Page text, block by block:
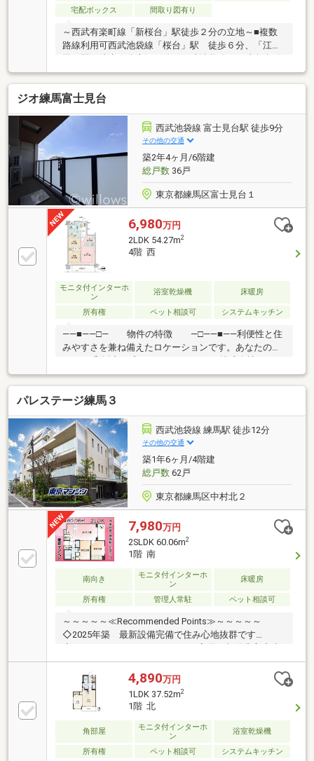
無休!即日対応させていただきます!
宅配ボックス
間取り図有り
～西武有楽町線「新桜台」駅徒歩２分の立地～■複数
路線利用可西武池袋線「桜台」駅 徒歩６分、「江古
田」駅 徒歩８分大江戸線・西武池袋線・西武有楽町
線「練馬」駅徒歩１５分■専有面積：５１．５７平
米 ２LDK■バルコニー面積：６．４８㎡■専用庭面
積：１８．３６㎡■宅配BOX、防犯カメラ設置
ジオ練馬富士見台
西武池袋線 富士見台駅 徒歩9分
その他の交通
築2年4ヶ月/6階建
総戸数36戸
東京都練馬区富士見台１
6,980万円
2LDK 54.27m2
4階 西
モニタ付インターホ
ン
浴室乾燥機 床暖房
所有権 ペット相談可 システムキッチン
――■――□― 物件の特徴 ―□――■――利便性と住
みやすさを兼ね備えたロケーションです。あなたの街
の、一番身近なプロフェッショナル。 株式会社ウィロ
ーズは、お客様の【生涯顧問】として 各専門領域に特
化したチーム体制となっております ■お客様からの紹
介・リピート 成約率48％（2025年度実績）■目的から
逆算した最適なご提案を、スピーディに■購入・売
却・リフォーム・相続の専門チームで多角的な対応を
させていただきます。■提携ローン20銀行以上、買い
替えのコンサル、充実のアフターサービスのご提供■
未公開物件・弊社限定の物件、多数ございます！
パレステージ練馬３
西武池袋線 練馬駅 徒歩12分
その他の交通
築1年6ヶ月/4階建
総戸数62戸
東京都練馬区中村北２
7,980万円
2SLDK 60.06m2
1階 南
南向き
モニタ付インターホ
ン
床暖房
所有権 管理人常駐 ペット相談可
～～～～～≪Recommended Points≫～～～～～
◇2025年築 最新設備完備で住み心地抜群です
◇≪60.06㎡の2SLDK≫WIC・SIC完備で収納豊富◇生
活音を気にしなくていい階下住戸無し1階です◇バル
コニー面サッシに防犯センサーがついてます◇24時間
セキュリティシステムで毎日の暮らしも安全◇大切な
家族と一緒に暮らせるペット飼育可物件～～～～～～
～～～～～～～～～～～～～～～～◆頭金0円から購
入可!長期低金利50年ローン!◆提携銀行多数、住宅ロ
ーンご相談下さい!◆車でまとめてご案内!自宅まで送
迎も可!◆年中無休!即日対応させていただきます!
4,890万円
1LDK 37.52m2
1階 北
角部屋
モニタ付インターホ
ン
浴室乾燥機
所有権 ペット相談可 システムキッチン